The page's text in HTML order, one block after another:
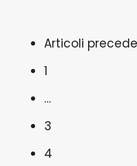
Articoli
1
…
3
4